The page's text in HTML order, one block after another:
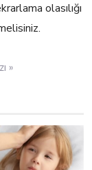
olasılığı
»